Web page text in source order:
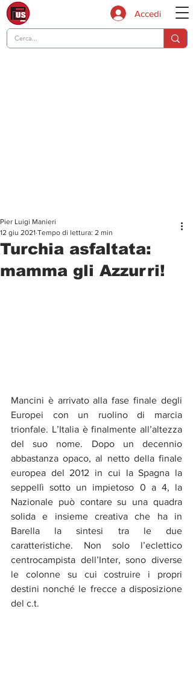
Accedi
Turchia asfaltata:
mamma gli Azzurri!
Pier Luigi Manieri
12 giu 2021 Tempo di lettura: 2 min
Mancini è arrivato alla fase finale degli
Europei con un ruolino di marcia
trionfale. L’Italia è finalmente all’altezza
del suo nome. Dopo un decennio
abbastanza opaco, al netto della finale
europea del 2012 in cui la Spagna la
seppellì sotto un impietoso 0 a 4, la
Nazionale può contare su una quadra
solida e insieme creativa che ha in
Barella la sintesi tra le due
caratteristiche. Non solo l’eclettico
centrocampista dell’Inter, sono diverse
le colonne su cui costruire i propri
destini nonché le frecce a disposizione
del c.t.